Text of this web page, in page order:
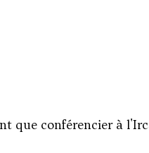
que conférencier à